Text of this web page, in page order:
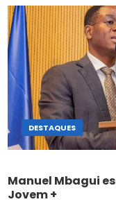
DESTAQUES
Manuel Mbagui
Jovem +